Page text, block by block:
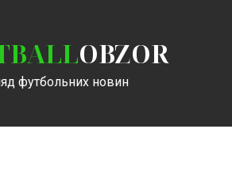
OBZOR
футбольних новин